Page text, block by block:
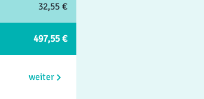
32,55 €
497,55 €
weiter